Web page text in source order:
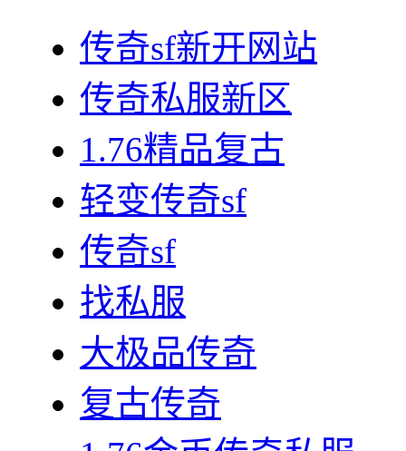
传奇sf新开网站
传奇私服新区
1.76精品复古
轻变传奇sf
传奇sf
找私服
大极品传奇
复古传奇